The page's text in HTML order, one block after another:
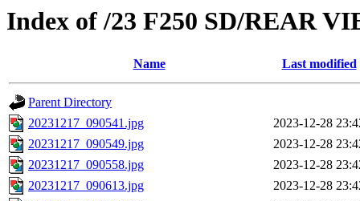
Index of /23 F250 SD/REAR
Name Last modified
Parent Directory
20231217_090541.jpg
2023-12-28
20231217_090549.jpg
2023-12-28
20231217_090558.jpg
2023-12-28
20231217_090613.jpg
2023-12-28